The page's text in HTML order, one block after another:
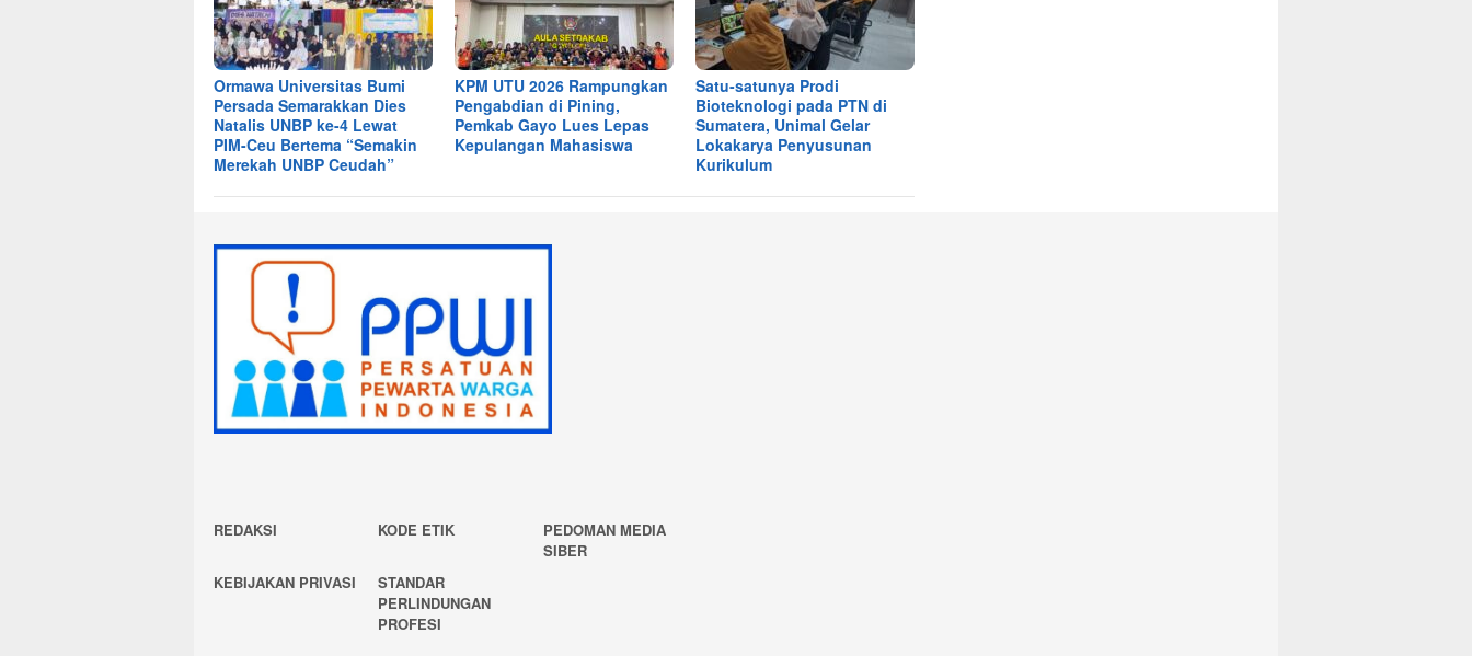
Ormawa Universitas Bumi
Persada Semarakkan Dies
Natalis UNBP ke-4 Lewat
PIM-Ceu Bertema “Semakin
Merekah UNBP Ceudah”
KPM UTU 2026 Rampungkan
Pengabdian di Pining,
Pemkab Gayo Lues Lepas
Kepulangan Mahasiswa
Satu-satunya Prodi
Bioteknologi pada PTN di
Sumatera, Unimal Gelar
Lokakarya Penyusunan
Kurikulum
REDAKSI KODE ETIK
PEDOMAN MEDIA
SIBER
KEBIJAKAN PRIVASI
STANDAR
PERLINDUNGAN
PROFESI